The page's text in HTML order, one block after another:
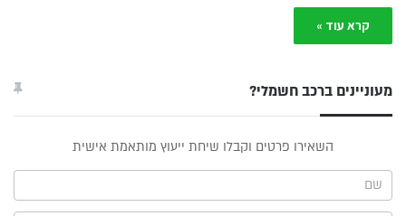
קרא עוד »
מעוניינים ברכב חשמלי?
תפריט
צד
השאירו פרטים וקבלו שיחת ייעוץ מותאמת אישית